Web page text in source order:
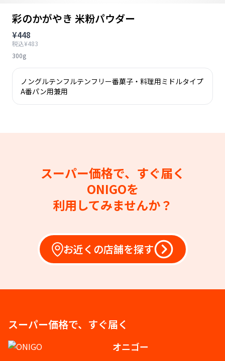
彩のかがやき 米粉パウダー
¥448
税込¥483
300g
ノングルテンフルテンフリー番菓子・料理用ミドルタイプ
A番パン用兼用
スーパー価格で、すぐ届く
ONIGOを
利用してみませんか？
お近くの店舗を探す
スーパー価格で、すぐ届く
オニゴー